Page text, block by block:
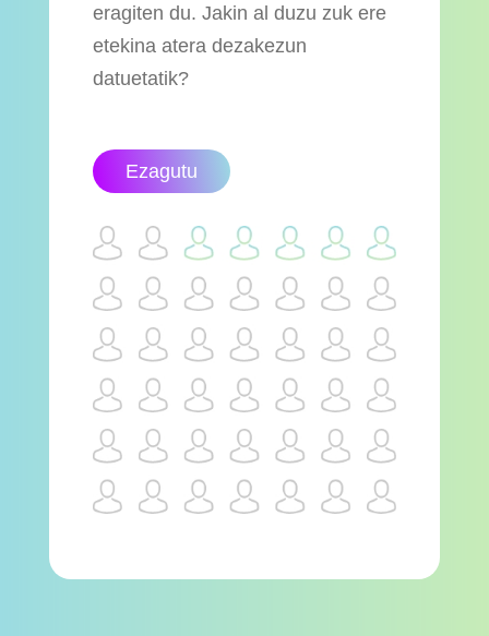
eragiten du. Jakin al duzu zuk ere
etekina atera dezakezun
datuetatik?
Ezagutu